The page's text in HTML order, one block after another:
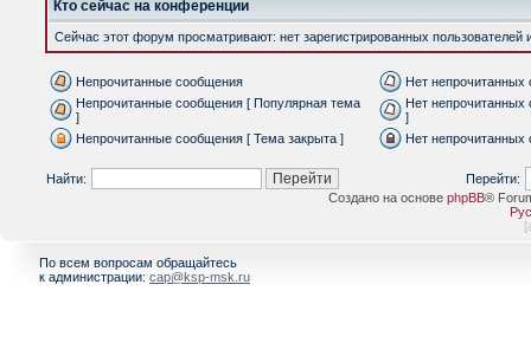
Кто сейчас на конференции
Сейчас этот форум просматривают: нет зарегистрированных пользователей
Непрочитанные сообщения
Нет непрочитанных
Непрочитанные сообщения [ Популярная тема
]
Нет
]
Непрочитанные сообщения [ Тема закрыта ]
Нет непрочитанных
Найти:
Перейти:
Создано на основе phpBB®
[
По всем вопросам обращайтесь
к администрации: cap@ksp-msk.ru